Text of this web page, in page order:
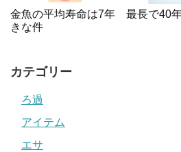
金魚の平均寿命は7年 最長で40
きな件
カテゴリー
ろ過
アイテム
エサ